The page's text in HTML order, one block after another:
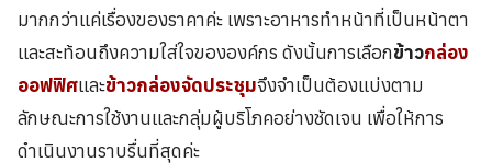
มากกว่าแค่เรื่องของราคาค่ะ เพราะอาหารทำหน้าที่เป็นหน้าตา
และสะท้อนถึงความใส่ใจขององค์กร ดังนั้นการเลือกข้าวกล่อง
ออฟฟิศและข้าวกล่องจัดประชุมจึงจำเป็นต้องแบ่งตาม
ลักษณะการใช้งานและกลุ่มผู้บริโภคอย่างชัดเจน เพื่อให้การ
ดำเนินงานราบรื่นที่สุดค่ะ